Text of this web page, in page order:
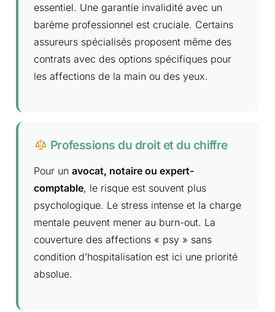
essentiel. Une garantie invalidité avec un
barème professionnel est cruciale. Certains
assureurs spécialisés proposent même des
contrats avec des options spécifiques pour
les affections de la main ou des yeux.
Professions du droit et du chiffre
Pour unavocat, notaire ou expert-
comptable, le risque est souvent plus
psychologique. Le stress intense et la charge
mentale peuvent mener au burn-out. La
couverture des affections « psy » sans
condition d’hospitalisation est ici une priorité
absolue.